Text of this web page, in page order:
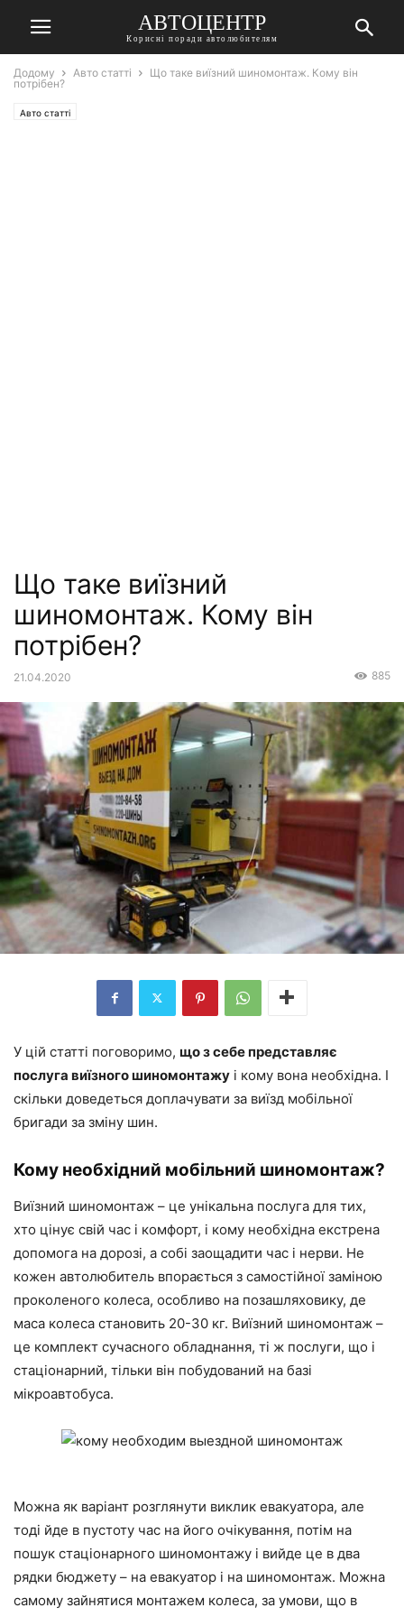
АВТОЦЕНТР
Корисні поради автолюбителям
Додому Авто статті
Що таке виїзний шиномонтаж. Кому він
потрібен?
Авто статті
Що таке виїзний
шиномонтаж. Кому він
потрібен?
21.04.2020 885
У цій статті поговоримо, що з себе представляє
послуга виїзного шиномонтажу і кому вона необхідна. І
скільки доведеться доплачувати за виїзд мобільної
бригади за зміну шин.
Кому необхідний мобільний шиномонтаж?
Виїзний шиномонтаж – це унікальна послуга для тих,
хто цінує свій час і комфорт, і кому необхідна екстрена
допомога на дорозі, а собі заощадити час і нерви. Не
кожен автолюбитель впорається з самостійної заміною
проколеного колеса, особливо на позашляховику, де
маса колеса становить 20-30 кг. Виїзний шиномонтаж –
це комплект сучасного обладнання, ті ж послуги, що і
стаціонарний, тільки він побудований на базі
мікроавтобуса.
Можна як варіант розглянути виклик евакуатора, але
тоді йде в пустоту час на його очікування, потім на
пошук стаціонарного шиномонтажу і вийде це в два
рядки бюджету – на евакуатор і на шиномонтаж. Можна
самому зайнятися монтажем колеса, за умови, що в